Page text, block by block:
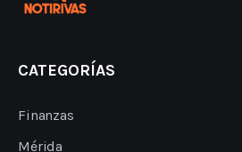
CATEGORÍAS
Finanzas
Mérida